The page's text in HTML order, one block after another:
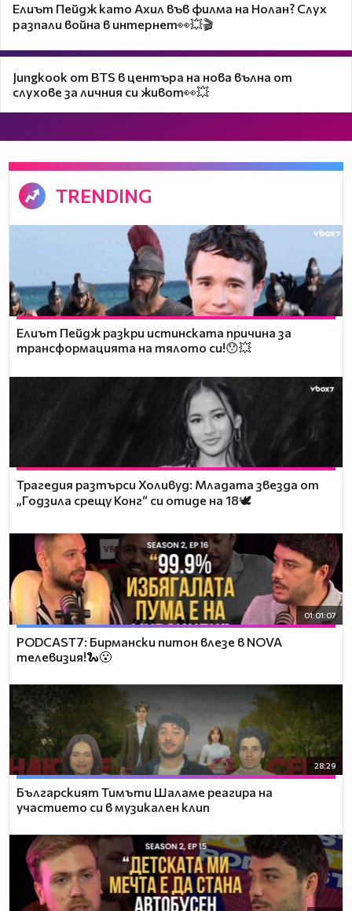
Елиът Пейдж като Ахил във филма на Нолан? Слух
разпали война в интернет👀💥🎬
Jungkook от BTS в центъра на нова вълна от
слухове за личния си живот👀💥
TRENDING
Елиът Пейдж разкри истинската причина за
трансформацията на тялото си!😯💥
Трагедия разтърси Холивуд: Младата звезда от
„Годзила срещу Конг“ си отиде на 18🕊️
01:01:07
PODCAST7: Бирмански питон влезе в NOVA
телевизия!🐍😮
28:29
Българският Тимъти Шаламе реагира на
участието си в музикален клип